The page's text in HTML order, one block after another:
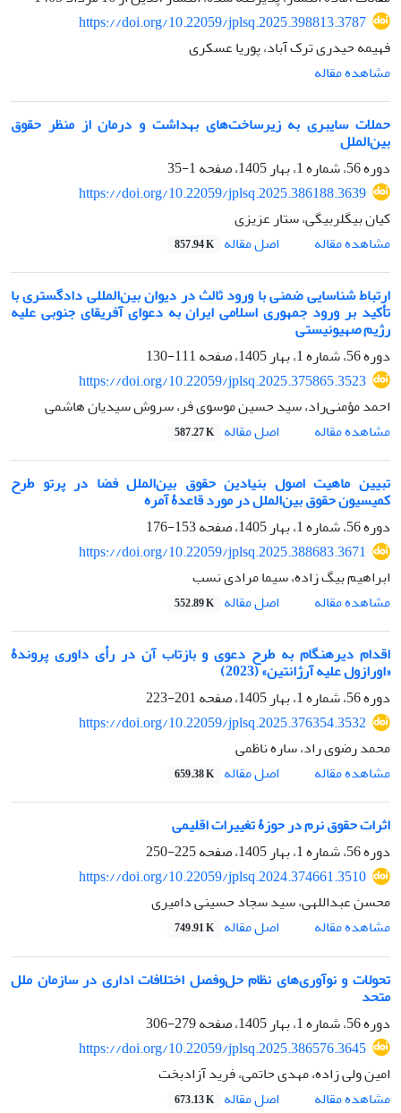
https://doi.org/10.22059/jplsq.2025.398813.3787
فهیمه حیدری ترک آباد، پوریا عسکری
مشاهده مقاله
حملات سایبری به زیرساخت‌های بهداشت و درمان از منظر حقوق
بین‌الملل
دوره 56، شماره 1، بهار 1405، صفحه
1-35
https://doi.org/10.22059/jplsq.2025.386188.3639
کیان بیگلربیگی، ستار عزیزی
مشاهده مقاله
اصل مقاله 857.94 K
ارتباط شناسایی ضمنی با ورود ثالث در دیوان بین‌المللی دادگستری با
تأکید بر ورود جمهوری اسلامی ایران به دعوای آفریقای جنوبی علیه
رژیم صهیونیستی
دوره 56، شماره 1، بهار 1405، صفحه
111-130
https://doi.org/10.22059/jplsq.2025.375865.3523
احمد مؤمنی‌راد، سید حسین موسوی فر، سروش سیدیان هاشمی
مشاهده مقاله
اصل مقاله 587.27 K
تبیین ماهیت اصول بنیادین حقوق بین‌الملل فضا در پرتو طرح
کمیسیون حقوق بین‌الملل در مورد قاعدۀ آمره
دوره 56، شماره 1، بهار 1405، صفحه
153-176
https://doi.org/10.22059/jplsq.2025.388683.3671
ابراهیم بیگ زاده، سیما مرادی نسب
مشاهده مقاله
اصل مقاله 552.89 K
اقدام دیرهنگام به طرح دعوی و بازتاب آن در رأی داوری پروندۀ
«اورازول علیه آرژانتین» (2023)
دوره 56، شماره 1، بهار 1405، صفحه
201-223
https://doi.org/10.22059/jplsq.2025.376354.3532
محمد رضوی راد، ساره ناظمی
مشاهده مقاله
اصل مقاله 659.38 K
اثرات حقوق نرم در حوزۀ تغییرات اقلیمی
دوره 56، شماره 1، بهار 1405، صفحه
225-250
https://doi.org/10.22059/jplsq.2024.374661.3510
محسن عبداللهی، سید سجاد حسینی دامیری
مشاهده مقاله
اصل مقاله 749.91 K
تحولات و نوآوری‌های نظام حل‌وفصل اختلافات اداری در سازمان ملل
متحد
دوره 56، شماره 1، بهار 1405، صفحه
279-306
https://doi.org/10.22059/jplsq.2025.386576.3645
امین ولی زاده، مهدی حاتمی، فرید آزادبخت
مشاهده مقاله
اصل مقاله 673.13 K